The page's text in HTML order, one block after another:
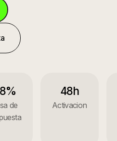
de
48h
Activacion